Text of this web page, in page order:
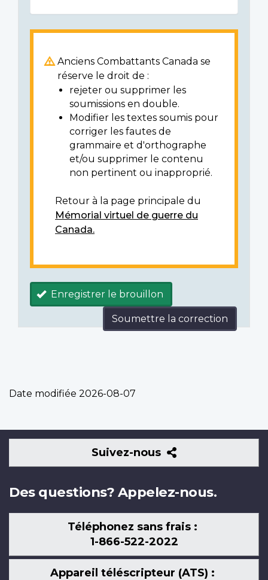
Anciens Combattants Canada se
réserve le droit de :
rejeter ou supprimer les
soumissions en double.
Modifier les textes soumis pour
corriger les fautes de
grammaire et d'orthographe
et/ou supprimer le contenu
non pertinent ou inapproprié.
Retour à la page principale du
Mémorial virtuel de guerre du
Canada.
Enregistrer le brouillon
Soumettre la correction
Date modifiée 2026-08-07
Suivez-nous
Suivez-
nous
Des questions? Appelez-nous.
Téléphonez sans frais :
1-866-522-2022
Appareil téléscripteur (ATS) :